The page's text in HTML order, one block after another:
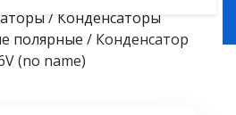
электролит 220*16V (no name)
/ Конденсаторы
полярные / Конденсатор
(no name)